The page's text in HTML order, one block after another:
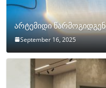
არტემიდი
September 16, 2025